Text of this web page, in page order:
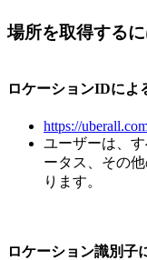
場所を取得する
ロケーションIDによ
https://
ユーザーは、
ータス、その
ります。
ロケーション識別子